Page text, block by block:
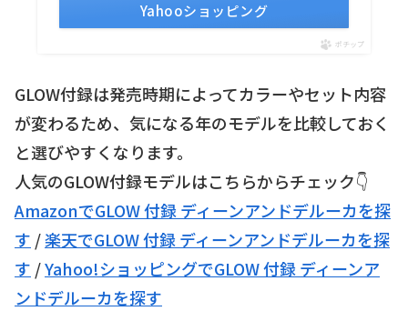
Yahooショッピング
ポチップ
GLOW付録は発売時期によってカラーやセット内容
が変わるため、気になる年のモデルを比較しておく
と選びやすくなります。
人気のGLOW付録モデルはこちらからチェック👇
AmazonでGLOW 付録 ディーンアンドデルーカを探
す /楽天でGLOW 付録 ディーンアンドデルーカを探
す /Yahoo!ショッピングでGLOW 付録 ディーンア
ンドデルーカを探す